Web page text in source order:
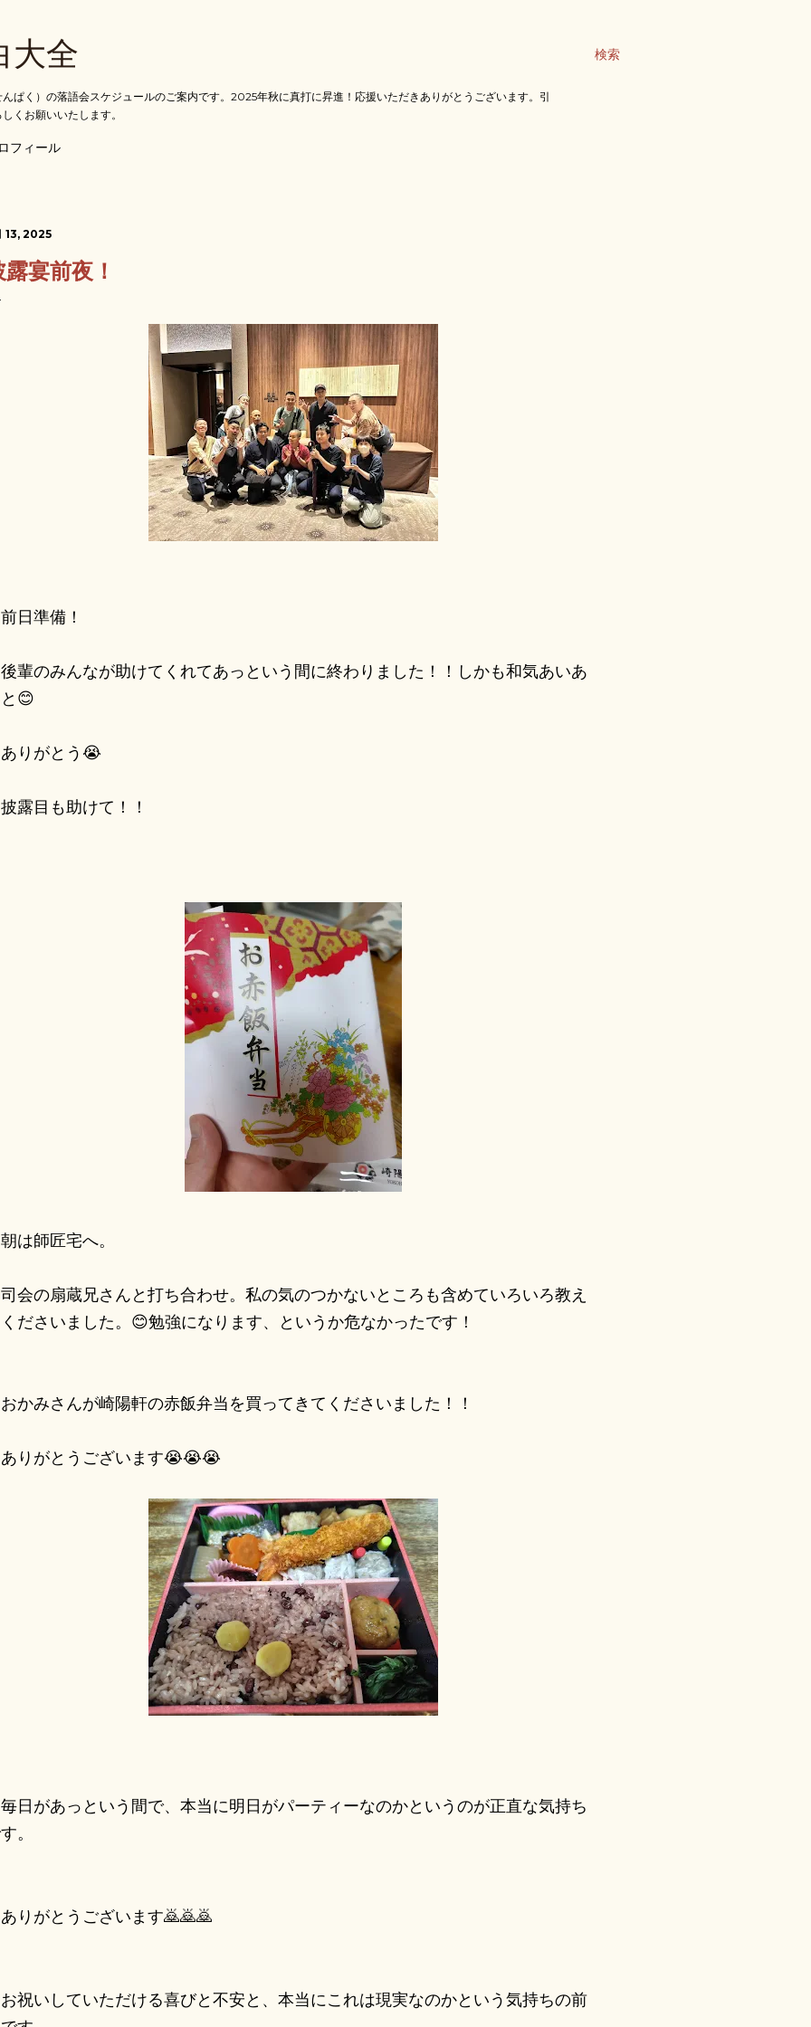
検索
大全
ぱく）の落語会スケジュールのご案内です。2025年秋に真打に昇進！応援いただきありがとうございます。引
くお願いいたします。
フィール
13, 2025
宴前夜！
準備！
のみんなが助けてくれてあっという間に終わりました！！しかも和気あいあ
😊
りがとう😭
目も助けて！！
師匠宅へ。
の扇蔵兄さんと打ち合わせ。私の気のつかないところも含めていろいろ教え
ださいました。😊勉強になります、というか危なかったです！
みさんが崎陽軒の赤飯弁当を買ってきてくださいました！！
がとうございます😭😭😭
があっという間で、本当に明日がパーティーなのかというのが正直な気持ち
。
がとうございます🙇🙇🙇
いしていただける喜びと不安と、本当にこれは現実なのかという気持ちの前